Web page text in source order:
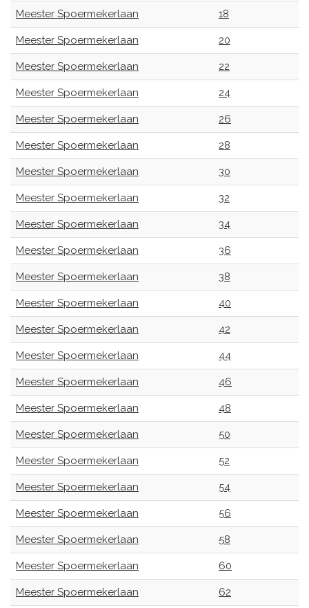
Meester Spoermekerlaan 18
Meester Spoermekerlaan 20
Meester Spoermekerlaan 22
Meester Spoermekerlaan 24
Meester Spoermekerlaan 26
Meester Spoermekerlaan 28
Meester Spoermekerlaan 30
Meester Spoermekerlaan 32
Meester Spoermekerlaan 34
Meester Spoermekerlaan 36
Meester Spoermekerlaan 38
Meester Spoermekerlaan 40
Meester Spoermekerlaan 42
Meester Spoermekerlaan 44
Meester Spoermekerlaan 46
Meester Spoermekerlaan 48
Meester Spoermekerlaan 50
Meester Spoermekerlaan 52
Meester Spoermekerlaan 54
Meester Spoermekerlaan 56
Meester Spoermekerlaan 58
Meester Spoermekerlaan 60
Meester Spoermekerlaan 62